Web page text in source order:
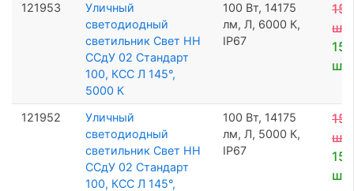
121953
Уличный
светодиодный
светильник Свет НН
ССдУ 02 Стандарт
100, КСС Л 145°,
5000 К
100 Вт, 14175
лм, Л, 6000 К,
IP67
15
шт
15
шт
121952
Уличный
светодиодный
светильник Свет НН
ССдУ 02 Стандарт
100, КСС Л 145°,
100 Вт, 14175
лм, Л, 5000 К,
IP67
15
шт
15
шт